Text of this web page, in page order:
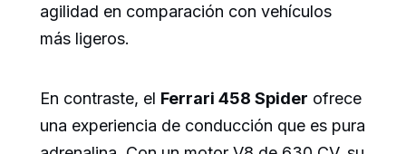
agilidad en comparación con vehículos
más ligeros.
En contraste, el Ferrari 458 Spider ofrece
una experiencia de conducción que es pura